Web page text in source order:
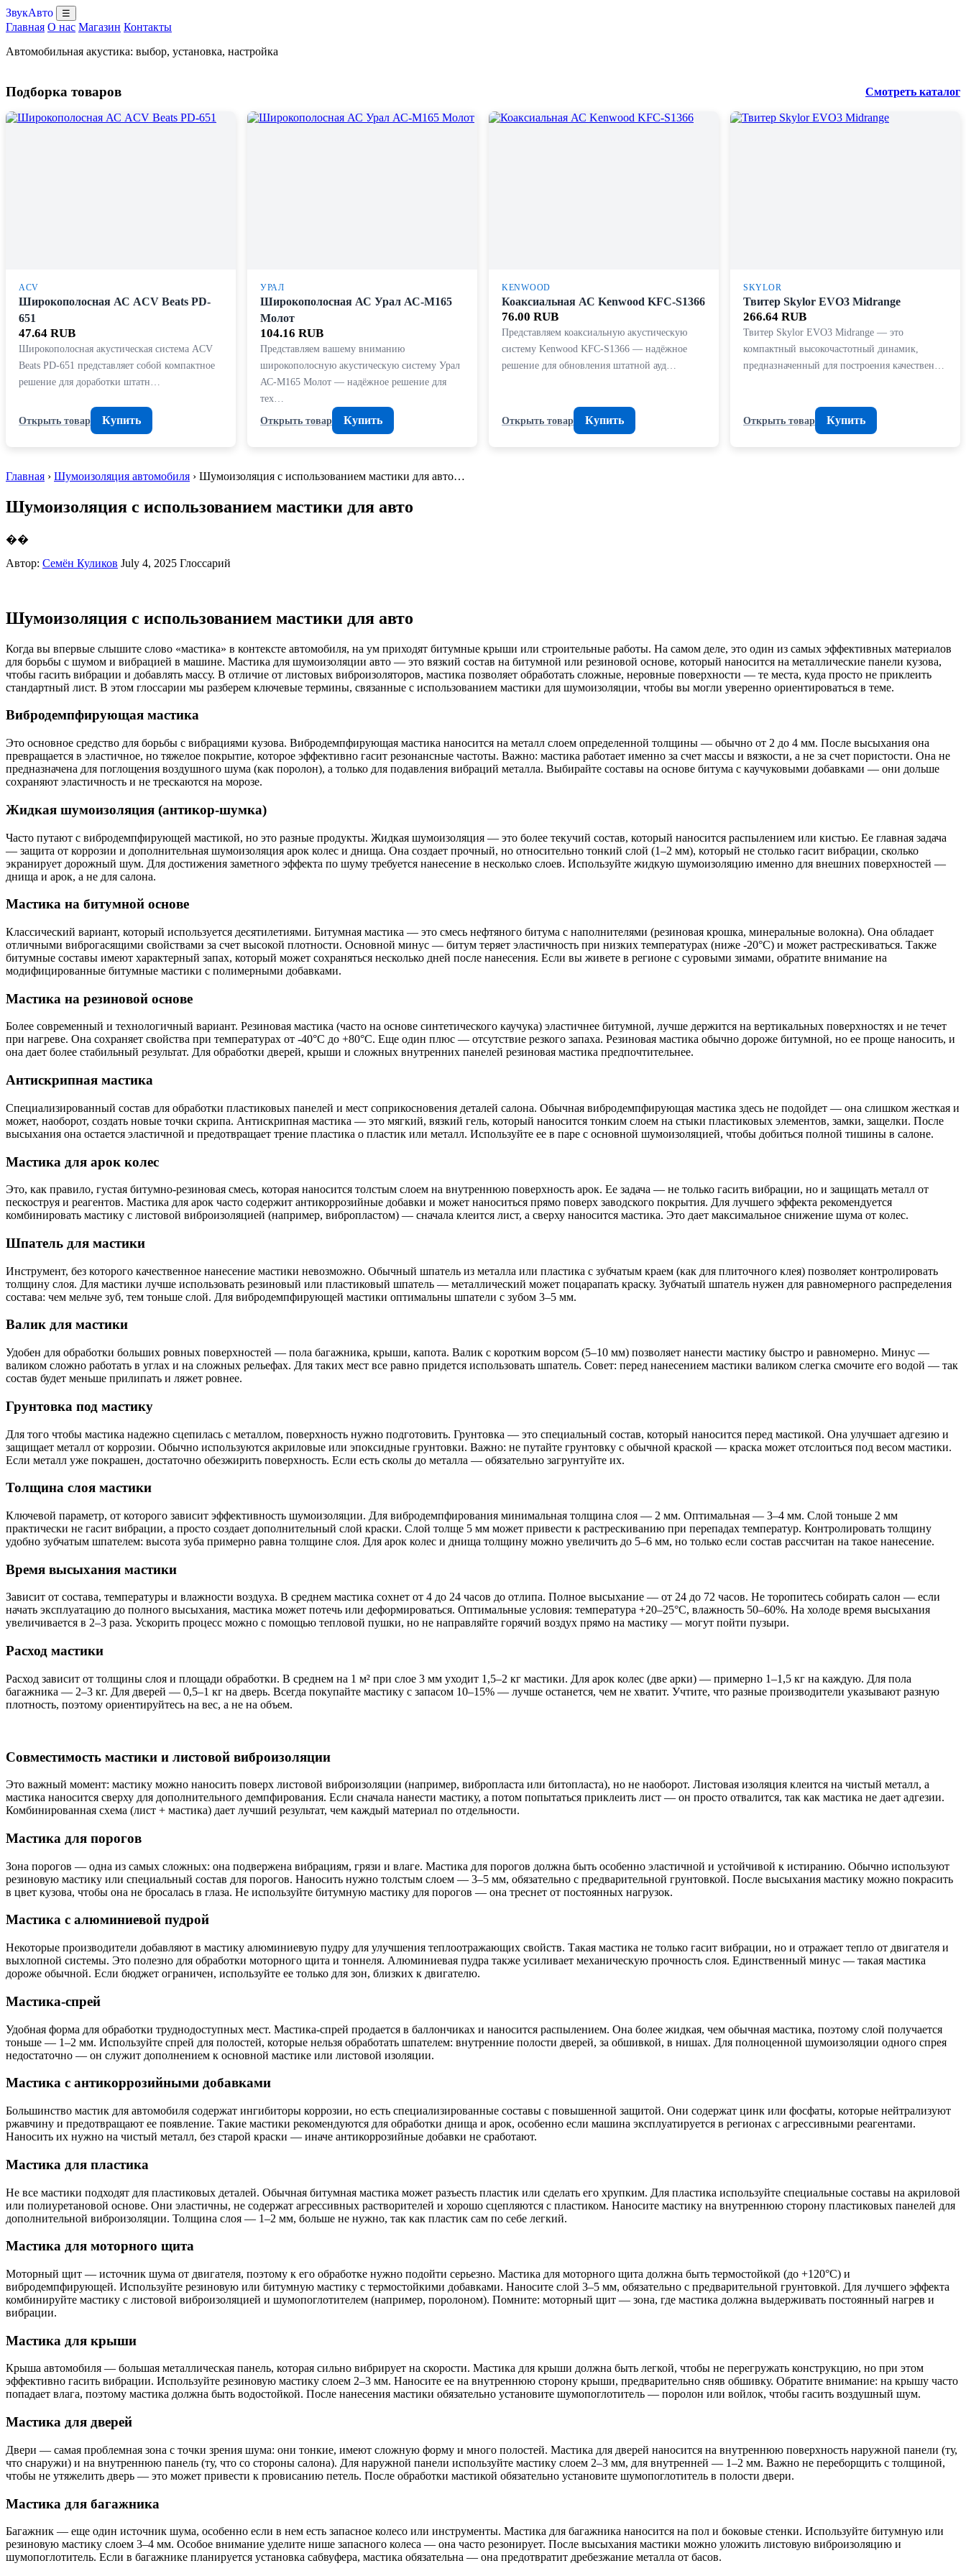
ЗвукАвто ☰
Главная О нас Магазин Контакты
Автомобильная акустика: выбор, установка, настройка
Подборка товаров Смотреть каталог
ACV
Широкополосная АС ACV Beats PD-
651
47.64 RUB
Широкополосная акустическая система ACV
Beats PD-651 представляет собой компактное
решение для доработки штатн…
Открыть товар Купить
УРАЛ
Широкополосная АС Урал АС-М165
Молот
104.16 RUB
Представляем вашему вниманию
широкополосную акустическую систему Урал
АС-М165 Молот — надёжное решение для
тех…
Открыть товар
Купить
KENWOOD
Коаксиальная АС Kenwood KFC-S1366
76.00 RUB
Представляем коаксиальную акустическую
систему Kenwood KFC-S1366 — надёжное
решение для обновления штатной ауд…
Открыть товар Купить
SKYLOR
Твитер Skylor EVO3 Midrange
266.64 RUB
Твитер Skylor EVO3 Midrange — это
компактный высокочастотный динамик,
предназначенный для построения качествен…
Открыть товар Купить
Главная › Шумоизоляция автомобиля › Шумоизоляция с использованием мастики для авто…
Шумоизоляция с использованием мастики для авто
��
Автор: Семён Куликов July 4, 2025 Глоссарий
Шумоизоляция с использованием мастики для авто
Когда вы впервые слышите слово «мастика» в контексте автомобиля, на ум приходят битумные крыши или строительные работы. На самом деле, это один из самых эффективных материалов
для борьбы с шумом и вибрацией в машине. Мастика для шумоизоляции авто — это вязкий состав на битумной или резиновой основе, который наносится на металлические панели кузова,
чтобы гасить вибрации и добавлять массу. В отличие от листовых виброизоляторов, мастика позволяет обработать сложные, неровные поверхности — те места, куда просто не приклеить
стандартный лист. В этом глоссарии мы разберем ключевые термины, связанные с использованием мастики для шумоизоляции, чтобы вы могли уверенно ориентироваться в теме.
Вибродемпфирующая мастика
Это основное средство для борьбы с вибрациями кузова. Вибродемпфирующая мастика наносится на металл слоем определенной толщины — обычно от 2 до 4 мм. После высыхания она
превращается в эластичное, но тяжелое покрытие, которое эффективно гасит резонансные частоты. Важно: мастика работает именно за счет массы и вязкости, а не за счет пористости. Она не
предназначена для поглощения воздушного шума (как поролон), а только для подавления вибраций металла. Выбирайте составы на основе битума с каучуковыми добавками — они дольше
сохраняют эластичность и не трескаются на морозе.
Жидкая шумоизоляция (антикор-шумка)
Часто путают с вибродемпфирующей мастикой, но это разные продукты. Жидкая шумоизоляция — это более текучий состав, который наносится распылением или кистью. Ее главная задача
— защита от коррозии и дополнительная шумоизоляция арок колес и днища. Она создает прочный, но относительно тонкий слой (1–2 мм), который не столько гасит вибрации, сколько
экранирует дорожный шум. Для достижения заметного эффекта по шуму требуется нанесение в несколько слоев. Используйте жидкую шумоизоляцию именно для внешних поверхностей —
днища и арок, а не для салона.
Мастика на битумной основе
Классический вариант, который используется десятилетиями. Битумная мастика — это смесь нефтяного битума с наполнителями (резиновая крошка, минеральные волокна). Она обладает
отличными виброгасящими свойствами за счет высокой плотности. Основной минус — битум теряет эластичность при низких температурах (ниже -20°C) и может растрескиваться. Также
битумные составы имеют характерный запах, который может сохраняться несколько дней после нанесения. Если вы живете в регионе с суровыми зимами, обратите внимание на
модифицированные битумные мастики с полимерными добавками.
Мастика на резиновой основе
Более современный и технологичный вариант. Резиновая мастика (часто на основе синтетического каучука) эластичнее битумной, лучше держится на вертикальных поверхностях и не течет
при нагреве. Она сохраняет свойства при температурах от -40°C до +80°C. Еще один плюс — отсутствие резкого запаха. Резиновая мастика обычно дороже битумной, но ее проще наносить, и
она дает более стабильный результат. Для обработки дверей, крыши и сложных внутренних панелей резиновая мастика предпочтительнее.
Антискрипная мастика
Специализированный состав для обработки пластиковых панелей и мест соприкосновения деталей салона. Обычная вибродемпфирующая мастика здесь не подойдет — она слишком жесткая и
может, наоборот, создать новые точки скрипа. Антискрипная мастика — это мягкий, вязкий гель, который наносится тонким слоем на стыки пластиковых элементов, замки, защелки. После
высыхания она остается эластичной и предотвращает трение пластика о пластик или металл. Используйте ее в паре с основной шумоизоляцией, чтобы добиться полной тишины в салоне.
Мастика для арок колес
Это, как правило, густая битумно-резиновая смесь, которая наносится толстым слоем на внутреннюю поверхность арок. Ее задача — не только гасить вибрации, но и защищать металл от
пескоструя и реагентов. Мастика для арок часто содержит антикоррозийные добавки и может наноситься прямо поверх заводского покрытия. Для лучшего эффекта рекомендуется
комбинировать мастику с листовой виброизоляцией (например, вибропластом) — сначала клеится лист, а сверху наносится мастика. Это дает максимальное снижение шума от колес.
Шпатель для мастики
Инструмент, без которого качественное нанесение мастики невозможно. Обычный шпатель из металла или пластика с зубчатым краем (как для плиточного клея) позволяет контролировать
толщину слоя. Для мастики лучше использовать резиновый или пластиковый шпатель — металлический может поцарапать краску. Зубчатый шпатель нужен для равномерного распределения
состава: чем мельче зуб, тем тоньше слой. Для вибродемпфирующей мастики оптимальны шпатели с зубом 3–5 мм.
Валик для мастики
Удобен для обработки больших ровных поверхностей — пола багажника, крыши, капота. Валик с коротким ворсом (5–10 мм) позволяет нанести мастику быстро и равномерно. Минус —
валиком сложно работать в углах и на сложных рельефах. Для таких мест все равно придется использовать шпатель. Совет: перед нанесением мастики валиком слегка смочите его водой — так
состав будет меньше прилипать и ляжет ровнее.
Грунтовка под мастику
Для того чтобы мастика надежно сцепилась с металлом, поверхность нужно подготовить. Грунтовка — это специальный состав, который наносится перед мастикой. Она улучшает адгезию и
защищает металл от коррозии. Обычно используются акриловые или эпоксидные грунтовки. Важно: не путайте грунтовку с обычной краской — краска может отслоиться под весом мастики.
Если металл уже покрашен, достаточно обезжирить поверхность. Если есть сколы до металла — обязательно загрунтуйте их.
Толщина слоя мастики
Ключевой параметр, от которого зависит эффективность шумоизоляции. Для вибродемпфирования минимальная толщина слоя — 2 мм. Оптимальная — 3–4 мм. Слой тоньше 2 мм
практически не гасит вибрации, а просто создает дополнительный слой краски. Слой толще 5 мм может привести к растрескиванию при перепадах температур. Контролировать толщину
удобно зубчатым шпателем: высота зуба примерно равна толщине слоя. Для арок колес и днища толщину можно увеличить до 5–6 мм, но только если состав рассчитан на такое нанесение.
Время высыхания мастики
Зависит от состава, температуры и влажности воздуха. В среднем мастика сохнет от 4 до 24 часов до отлипа. Полное высыхание — от 24 до 72 часов. Не торопитесь собирать салон — если
начать эксплуатацию до полного высыхания, мастика может потечь или деформироваться. Оптимальные условия: температура +20–25°C, влажность 50–60%. На холоде время высыхания
увеличивается в 2–3 раза. Ускорить процесс можно с помощью тепловой пушки, но не направляйте горячий воздух прямо на мастику — могут пойти пузыри.
Расход мастики
Расход зависит от толщины слоя и площади обработки. В среднем на 1 м² при слое 3 мм уходит 1,5–2 кг мастики. Для арок колес (две арки) — примерно 1–1,5 кг на каждую. Для пола
багажника — 2–3 кг. Для дверей — 0,5–1 кг на дверь. Всегда покупайте мастику с запасом 10–15% — лучше останется, чем не хватит. Учтите, что разные производители указывают разную
плотность, поэтому ориентируйтесь на вес, а не на объем.
Совместимость мастики и листовой виброизоляции
Это важный момент: мастику можно наносить поверх листовой виброизоляции (например, вибропласта или битопласта), но не наоборот. Листовая изоляция клеится на чистый металл, а
мастика наносится сверху для дополнительного демпфирования. Если сначала нанести мастику, а потом попытаться приклеить лист — он просто отвалится, так как мастика не дает адгезии.
Комбинированная схема (лист + мастика) дает лучший результат, чем каждый материал по отдельности.
Мастика для порогов
Зона порогов — одна из самых сложных: она подвержена вибрациям, грязи и влаге. Мастика для порогов должна быть особенно эластичной и устойчивой к истиранию. Обычно используют
резиновую мастику или специальный состав для порогов. Наносить нужно толстым слоем — 3–5 мм, обязательно с предварительной грунтовкой. После высыхания мастику можно покрасить
в цвет кузова, чтобы она не бросалась в глаза. Не используйте битумную мастику для порогов — она треснет от постоянных нагрузок.
Мастика с алюминиевой пудрой
Некоторые производители добавляют в мастику алюминиевую пудру для улучшения теплоотражающих свойств. Такая мастика не только гасит вибрации, но и отражает тепло от двигателя и
выхлопной системы. Это полезно для обработки моторного щита и тоннеля. Алюминиевая пудра также усиливает механическую прочность слоя. Единственный минус — такая мастика
дороже обычной. Если бюджет ограничен, используйте ее только для зон, близких к двигателю.
Мастика-спрей
Удобная форма для обработки труднодоступных мест. Мастика-спрей продается в баллончиках и наносится распылением. Она более жидкая, чем обычная мастика, поэтому слой получается
тоньше — 1–2 мм. Используйте спрей для полостей, которые нельзя обработать шпателем: внутренние полости дверей, за обшивкой, в нишах. Для полноценной шумоизоляции одного спрея
недостаточно — он служит дополнением к основной мастике или листовой изоляции.
Мастика с антикоррозийными добавками
Большинство мастик для автомобиля содержат ингибиторы коррозии, но есть специализированные составы с повышенной защитой. Они содержат цинк или фосфаты, которые нейтрализуют
ржавчину и предотвращают ее появление. Такие мастики рекомендуются для обработки днища и арок, особенно если машина эксплуатируется в регионах с агрессивными реагентами.
Наносить их нужно на чистый металл, без старой краски — иначе антикоррозийные добавки не сработают.
Мастика для пластика
Не все мастики подходят для пластиковых деталей. Обычная битумная мастика может разъесть пластик или сделать его хрупким. Для пластика используйте специальные составы на акриловой
или полиуретановой основе. Они эластичны, не содержат агрессивных растворителей и хорошо сцепляются с пластиком. Наносите мастику на внутреннюю сторону пластиковых панелей для
дополнительной виброизоляции. Толщина слоя — 1–2 мм, больше не нужно, так как пластик сам по себе легкий.
Мастика для моторного щита
Моторный щит — источник шума от двигателя, поэтому к его обработке нужно подойти серьезно. Мастика для моторного щита должна быть термостойкой (до +120°C) и
вибродемпфирующей. Используйте резиновую или битумную мастику с термостойкими добавками. Наносите слой 3–5 мм, обязательно с предварительной грунтовкой. Для лучшего эффекта
комбинируйте мастику с листовой виброизоляцией и шумопоглотителем (например, поролоном). Помните: моторный щит — зона, где мастика должна выдерживать постоянный нагрев и
вибрации.
Мастика для крыши
Крыша автомобиля — большая металлическая панель, которая сильно вибрирует на скорости. Мастика для крыши должна быть легкой, чтобы не перегружать конструкцию, но при этом
эффективно гасить вибрации. Используйте резиновую мастику слоем 2–3 мм. Наносите ее на внутреннюю сторону крыши, предварительно сняв обшивку. Обратите внимание: на крышу часто
попадает влага, поэтому мастика должна быть водостойкой. После нанесения мастики обязательно установите шумопоглотитель — поролон или войлок, чтобы гасить воздушный шум.
Мастика для дверей
Двери — самая проблемная зона с точки зрения шума: они тонкие, имеют сложную форму и много полостей. Мастика для дверей наносится на внутреннюю поверхность наружной панели (ту,
что снаружи) и на внутреннюю панель (ту, что со стороны салона). Для наружной панели используйте мастику слоем 2–3 мм, для внутренней — 1–2 мм. Важно не переборщить с толщиной,
чтобы не утяжелить дверь — это может привести к провисанию петель. После обработки мастикой обязательно установите шумопоглотитель в полости двери.
Мастика для багажника
Багажник — еще один источник шума, особенно если в нем есть запасное колесо или инструменты. Мастика для багажника наносится на пол и боковые стенки. Используйте битумную или
резиновую мастику слоем 3–4 мм. Особое внимание уделите нише запасного колеса — она часто резонирует. После высыхания мастики можно уложить листовую виброизоляцию и
шумопоглотитель. Если в багажнике планируется установка сабвуфера, мастика обязательна — она предотвратит дребезжание металла от басов.